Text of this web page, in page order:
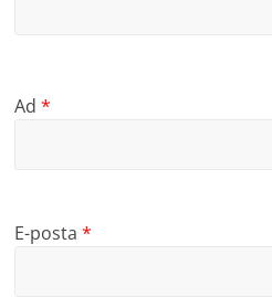
Ad*
E-posta*